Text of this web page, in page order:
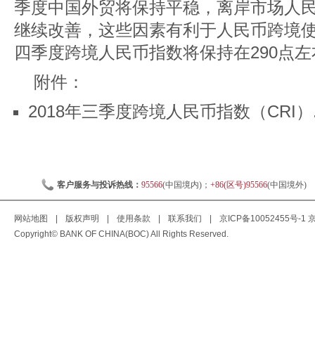
季度中国外贸将保持平稳，离岸市场人
继续改善，这些因素有利于人民币跨境
四季度跨境人民币指数将保持在290点
附件：
2018年三季度跨境人民币指数（CRI
客户服务与投诉热线： 95566(中国境内)； +86(区号)95566(中国境外)
网站地图 版权声明 使用条款 联系我们 京ICP备10052455号-1
Copyright© BANK OF CHINA(BOC) All Rights Reserved.